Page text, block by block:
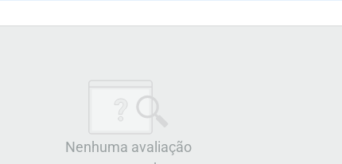
Nenhuma avaliação